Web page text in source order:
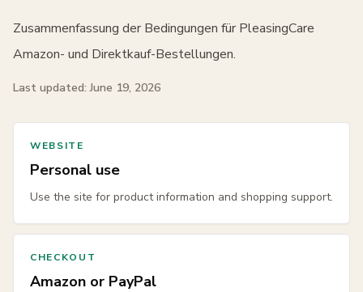
Zusammenfassung der Bedingungen für PleasingCare
Amazon- und Direktkauf-Bestellungen.
Last updated: June 19, 2026
WEBSITE
Personal use
Use the site for product information and shopping support.
CHECKOUT
Amazon or PayPal